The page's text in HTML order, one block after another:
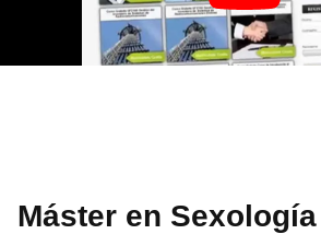
Máster en